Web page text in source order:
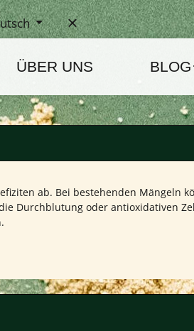
ÜBER UNS BLOG
ab. Bei bestehenden Mängeln
Durchblutung oder antioxidativen